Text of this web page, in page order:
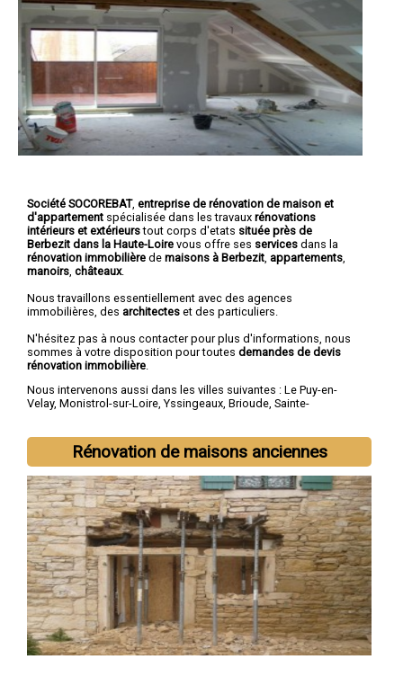
Société SOCOREBAT, entreprise de rénovation de maison et
d'appartement spécialisée dans les travaux rénovations
intérieurs et extérieurstout corps d'etats située près de
Berbezit dans la Haute-Loire vous offre ses services dans la
rénovation immobilière de maisons à Berbezit appartements
manoirs châteaux.
Nous travaillons essentiellement avec des agences
immobilières, des architectes et des particuliers.
N'hésitez pas à nous contacter pour plus d'informations, nous
sommes à votre disposition pour toutes demandes de devis
rénovation immobilière
Nous intervenons aussi dans les villes suivantes : Le Puy-en-
Velay, Monistrol-sur-Loire, Yssingeaux, Brioude, Sainte-
Rénovation de maisons anciennes